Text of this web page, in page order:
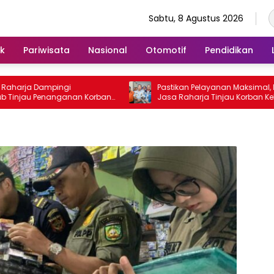
Sabtu, 8 Agustus 2026
Pariwisata Nasional Otomotif Pendidikan
Dampingi
Penanganan Korban
II di RS PHC
Pastikan Pelayanan Maksimal,
Jasa Raharja Tinjau Korban
KM Mutiara Sentosa II